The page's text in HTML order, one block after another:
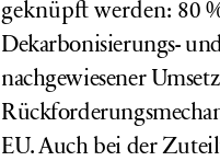
geknüpft werden: 80
Dekarbonisierungs-
nachgewiesener
EU. Auch bei der